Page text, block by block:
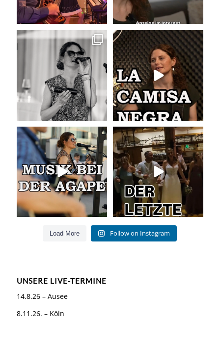
Sommer, Sonne, Gefühle bei der
Agape!
...
41 0
La Camisa Negra
Wir lieben...
50 0
Musik bei der Agape
Was passiert...
54 4
Abschlusslied der Hochzeit
Was für ein...
53 0
Load More Follow on Instagram
UNSERE LIVE-TERMINE
14.8.26 – Ausee
8.11.26. – Köln